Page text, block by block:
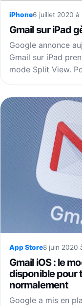
iPhone6 juillet 2020 à
Gmail sur iPad
Google annonce
Gmail sur iPad
mode Split View.
App Store8 juin 2020
Gmail iOS : le
disponible pour
normalement
Google a mis en